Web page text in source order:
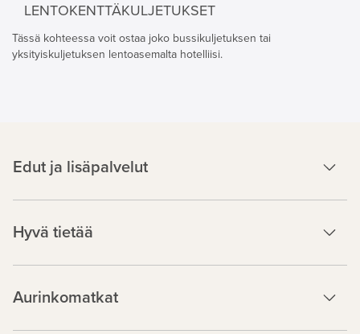
LENTOKENTTÄKULJETUKSET
Tässä kohteessa voit ostaa joko bussikuljetuksen tai
yksityiskuljetuksen lentoasemalta hotelliisi.
Edut ja lisäpalvelut
Hyvä tietää
Aurinkomatkat